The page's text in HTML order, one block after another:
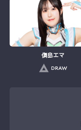
儛島エマ
DRAW